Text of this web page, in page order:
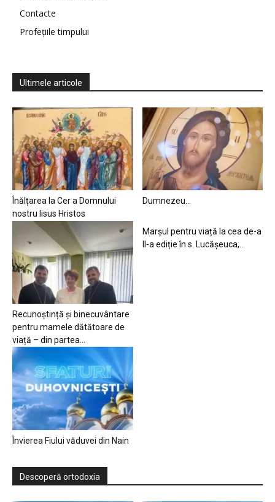
Contacte
Profețiile timpului
Ultimele articole
Înălțarea la Cer a Domnului
nostru Iisus Hristos
Dumnezeu…
Recunoștință și binecuvântare
pentru mamele dătătoare de
viață – din partea...
Marșul pentru viață la cea de-a
II-a ediție în s. Lucășeuca,...
Învierea Fiului văduvei din Nain
Descoperă ortodoxia